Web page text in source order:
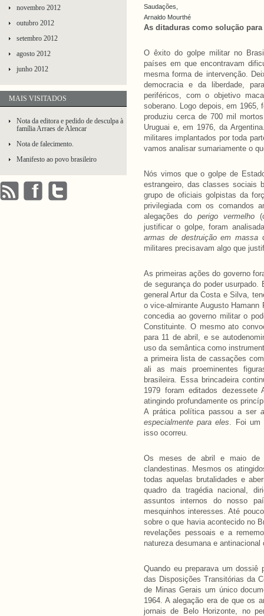
novembro 2012
outubro 2012
setembro 2012
agosto 2012
junho 2012
MAIS VISITADOS
Nota da editora e pedido de desculpa à
família Arraes de Alencar
Nota de falecimento.
Manifesto ao povo brasileiro
Saudações,
Arnaldo Mourthé
As ditaduras como solução
O êxito do golpe militar no
países em que encontravam
mesma forma de intervenção.
democracia e da liberdade,
periféricos, com o objetivo
soberano. Logo depois, em 1965,
produziu cerca de 700 mil
Uruguai e, em 1976, da
militares implantados por toda
vamos analisar sumariamente o
Nós vimos que o golpe de
estrangeiro, das classes sociais
grupo de oficiais golpistas da
privilegiada com os comandos
alegações do perigo vermelho
justificar o golpe, foram
armas de destruição em massa
militares precisavam algo que
As primeiras ações do governo
de segurança do poder
general Artur da Costa e Silva,
o vice-almirante Augusto
concedia ao governo militar o
Constituinte. O mesmo ato
para 11 de abril, e se
uso da semântica como
a primeira lista de cassações
ali as mais proeminentes
brasileira. Essa brincadeira
1979 foram editados dezessete
atingindo profundamente os
A prática política passou a ser
especialmente para eles. Foi um
isso ocorreu.
Os meses de abril e maio de
clandestinas. Mesmos os
todas aquelas brutalidades e
quadro da tragédia nacional,
assuntos internos do nosso
mesquinhos interesses. Até
sobre o que havia acontecido no
revelações pessoais e a
natureza desumana e
Quando eu preparava um
das Disposições Transitórias da
de Minas Gerais um único
1964. A alegação era de que os
jornais de Belo Horizonte, no